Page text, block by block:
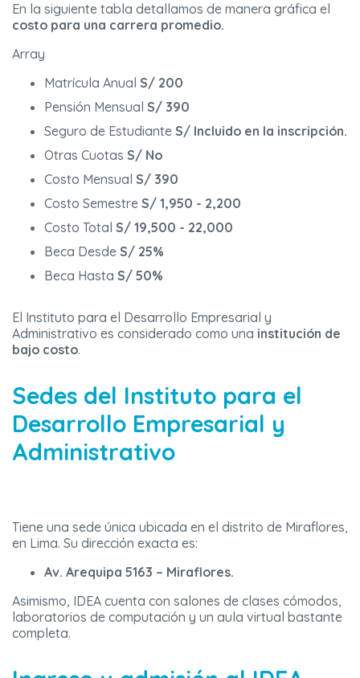
En la siguiente tabla detallamos de manera gráfica el
costo para una carrera promedio.
Array
Matrícula Anual S/ 200
Pensión Mensual S/ 390
Seguro de Estudiante S/ Incluido en la inscripción.
Otras Cuotas S/ No
Costo Mensual S/ 390
Costo Semestre S/ 1,950 - 2,200
Costo Total S/ 19,500 - 22,000
Beca Desde S/ 25%
Beca Hasta S/ 50%
El Instituto para el Desarrollo Empresarial y
Administrativo es considerado como una institución de
bajo costo.
Sedes del Instituto para el
Desarrollo Empresarial y
Administrativo
Tiene una sede única ubicada en el distrito de Miraflores,
en Lima. Su dirección exacta es:
Av. Arequipa 5163 – Miraflores.
Asimismo, IDEA cuenta con salones de clases cómodos,
laboratorios de computación y un aula virtual bastante
completa.